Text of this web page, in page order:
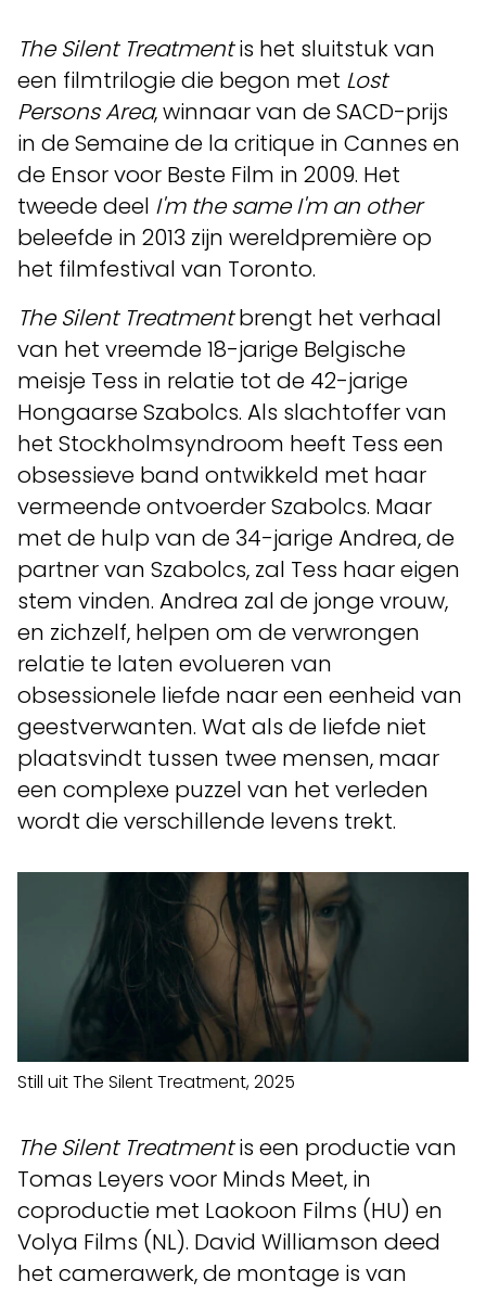
The Silent Treatmentis het sluitstuk van
een filmtrilogie die begon met Lost
Persons Area, winnaar van de SACD-prijs
in de Semaine de la critique in Cannes en
de Ensor voor Beste Film in 2009. Het
tweede deel I'm the same I'm an other
beleefde in 2013 zijn wereldpremière op
het filmfestival van Toronto.
The Silent Treatmentbrengt het verhaal
van het vreemde 18-jarige Belgische
meisje Tess in relatie tot de 42-jarige
Hongaarse Szabolcs. Als slachtoffer van
het Stockholmsyndroom heeft Tess een
obsessieve band ontwikkeld met haar
vermeende ontvoerder Szabolcs. Maar
met de hulp van de 34-jarige Andrea, de
partner van Szabolcs, zal Tess haar eigen
stem vinden. Andrea zal de jonge vrouw,
en zichzelf, helpen om de verwrongen
relatie te laten evolueren van
obsessionele liefde naar een eenheid van
geestverwanten. Wat als de liefde niet
plaatsvindt tussen twee mensen, maar
een complexe puzzel van het verleden
wordt die verschillende levens trekt.
Still uit The Silent Treatment, 2025
The Silent Treatmentis een productie van
Tomas Leyers voor Minds Meet, in
coproductie met Laokoon Films (HU) en
Volya Films (NL). David Williamson deed
het camerawerk, de montage is van